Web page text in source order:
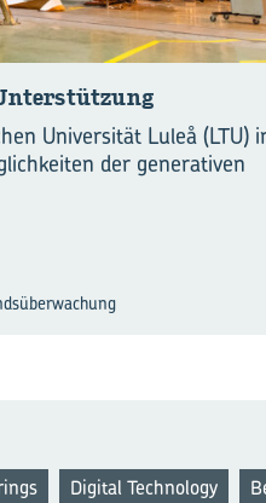
Universität Luleå (LTU)
der generativen
Digital Technology